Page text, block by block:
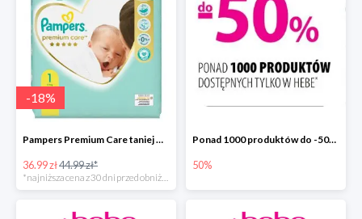
-18%
Pampers Premium Care taniej w hebe.pl
36.99 zł44.99 zł*
*najniższa cena z 30 dni przed obniżką
Ponad 1000 produktów do -50% taniej
50%